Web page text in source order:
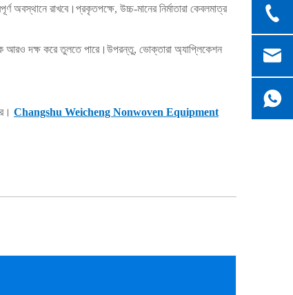
রাখবে।প্রকৃতপক্ষে, উচ্চ-মানের নির্মাতারা কেবলমাত্র
আরও দক্ষ করে তুলতে পারে।উপরন্তু, ভোক্তারা অ্যাপ্লিকেশন
Changshu Weicheng Nonwoven Equipment